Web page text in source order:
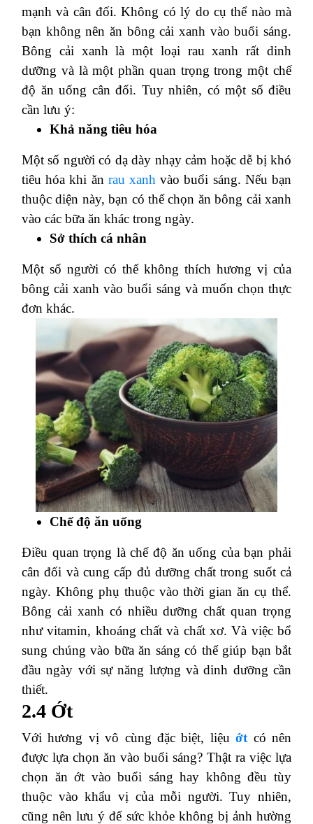
mạnh và cân đối. Không có lý do cụ thể nào mà
bạn không nên ăn bông cải xanh vào buổi sáng.
Bông cải xanh là một loại rau xanh rất dinh
dưỡng và là một phần quan trọng trong một chế
độ ăn uống cân đối. Tuy nhiên, có một số điều
cần lưu ý:
Khả năng tiêu hóa
Một số người có dạ dày nhạy cảm hoặc dễ bị khó
tiêu hóa khi ăn rau xanh vào buổi sáng. Nếu bạn
thuộc diện này, bạn có thể chọn ăn bông cải xanh
vào các bữa ăn khác trong ngày.
Sở thích cá nhân
Một số người có thể không thích hương vị của
bông cải xanh vào buổi sáng và muốn chọn thực
đơn khác.
Chế độ ăn uống
Điều quan trọng là chế độ ăn uống của bạn phải
cân đối và cung cấp đủ dưỡng chất trong suốt cả
ngày. Không phụ thuộc vào thời gian ăn cụ thể.
Bông cải xanh có nhiều dưỡng chất quan trọng
như vitamin, khoáng chất và chất xơ. Và việc bổ
sung chúng vào bữa ăn sáng có thể giúp bạn bắt
đầu ngày với sự năng lượng và dinh dưỡng cần
thiết.
2.4 Ớt
Với hương vị vô cùng đặc biệt, liệuớt có nên
được lựa chọn ăn vào buổi sáng? Thật ra việc lựa
chọn ăn ớt vào buổi sáng hay không đều tùy
thuộc vào khẩu vị của mỗi người. Tuy nhiên,
cũng nên lưu ý để sức khỏe không bị ảnh hường